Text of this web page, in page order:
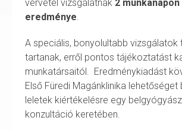
vérvétel vizsgálatnak 2
eredménye
A speciális, bonyolultabb vizsgálatok
tartanak, erről pontos tájékoztatást
munkatársaitól. Eredménykiadást
Első Füredi Magánklinika lehetőséget
leletek kiértékelésre egy
konzultáció keretében.